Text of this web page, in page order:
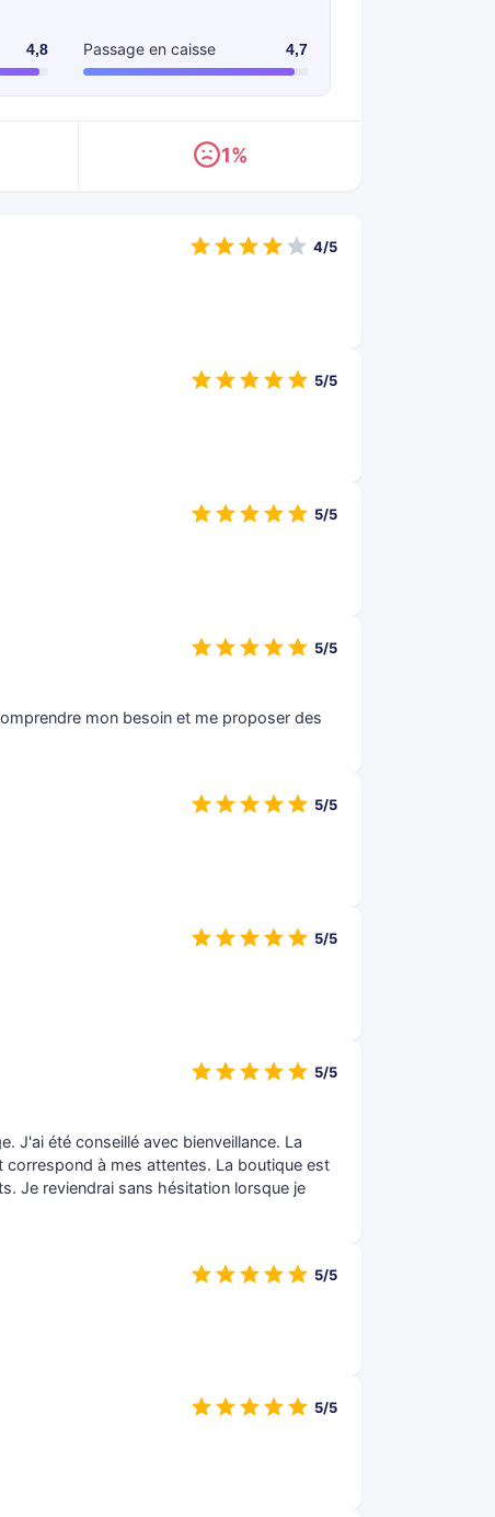
4,8 Passage en caisse 4,7
1%
4/5
5/5
5/5
mon besoin et me proposer des
5/5
5/5
5/5
J'ai été conseillé avec bienveillance. La
à mes attentes. La boutique est
Je reviendrai sans hésitation lorsque je
5/5
5/5
5/5